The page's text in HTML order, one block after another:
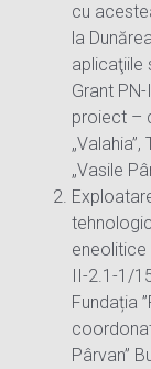
cu
la
aplicaţiile
Grant
proiect –
„Vasile
eneolitice
II-2.1-1/
Fundația
Pârvan”